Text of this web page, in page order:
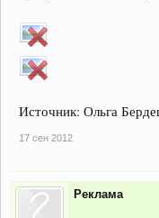
Источник: Ольга
17 сен 2012
Реклама